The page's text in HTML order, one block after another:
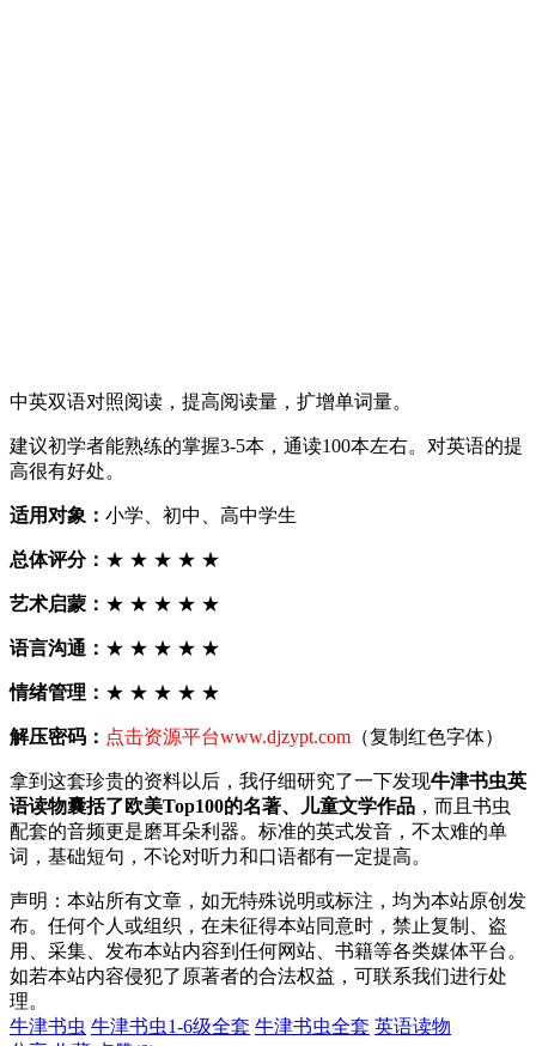
中英双语对照阅读，提高阅读量，扩增单词量。
建议初学者能熟练的掌握3-5本，通读100本左右。对英语的提
高很有好处。
适用对象： 小学、初中、高中学生
总体评分： ★ ★ ★ ★ ★
艺术启蒙： ★ ★ ★ ★ ★
语言沟通： ★ ★ ★ ★ ★
情绪管理： ★ ★ ★ ★ ★
解压密码： 点击资源平台www.djzypt.com （复制红色字体）
拿到这套珍贵的资料以后，我仔细研究了一下发现牛津书虫英
语读物囊括了欧美Top100的名著、儿童文学作品 ，而且书虫
配套的音频更是磨耳朵利器。标准的英式发音，不太难的单
词，基础短句，不论对听力和口语都有一定提高。
声明：本站所有文章，如无特殊说明或标注，均为本站原创发
布。任何个人或组织，在未征得本站同意时，禁止复制、盗
用、采集、发布本站内容到任何网站、书籍等各类媒体平台。
如若本站内容侵犯了原著者的合法权益，可联系我们进行处
理。
牛津书虫 牛津书虫1-6级全套 牛津书虫全套 英语读物